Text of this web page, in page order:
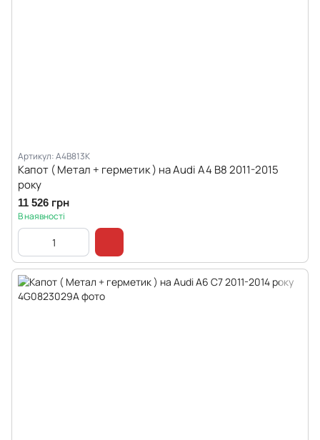
Артикул: A4B813K
Капот ( Метал + герметик ) на Audi A4 B8 2011-2015
року
11 526 грн
В наявності